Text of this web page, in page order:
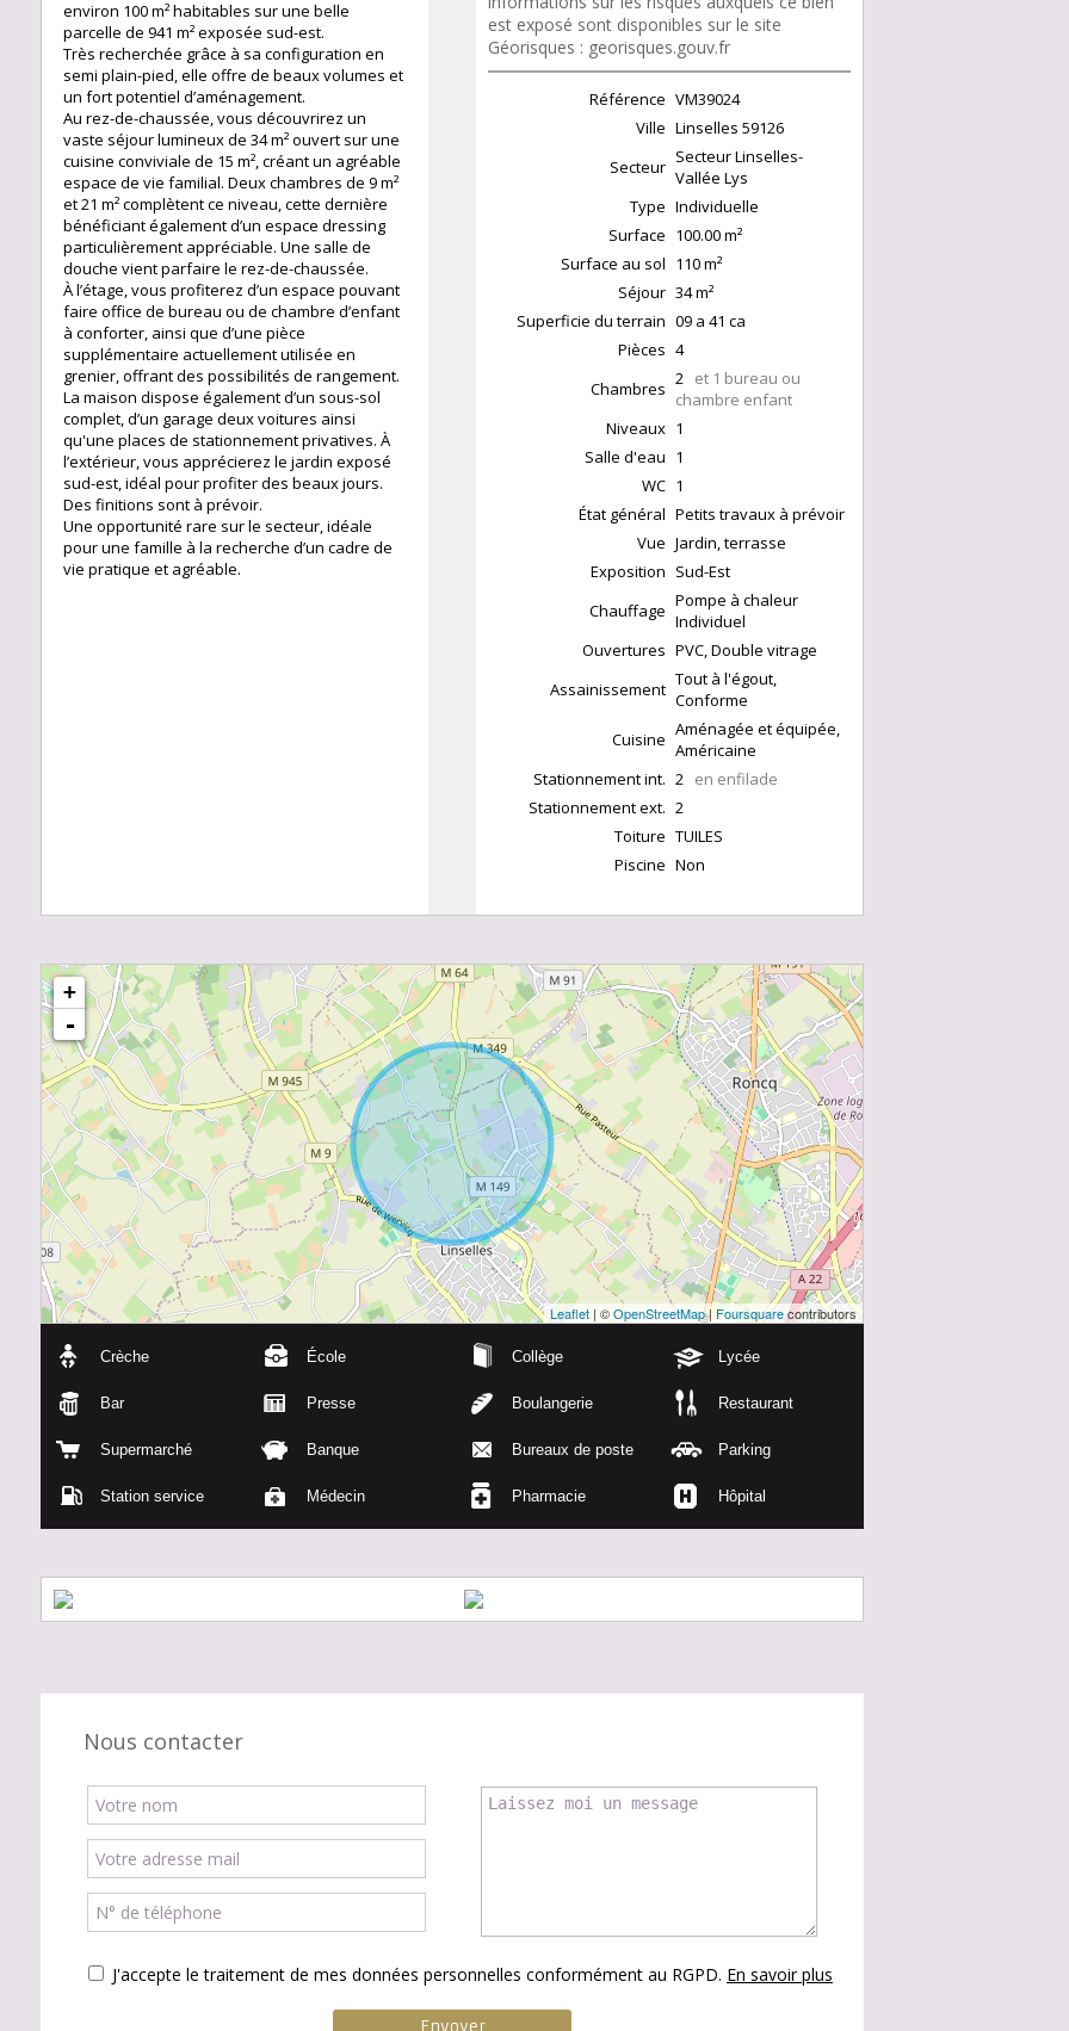
environ 100 m² habitables sur une belle
parcelle de 941 m² exposée sud-est.
Très recherchée grâce à sa configuration en
semi plain-pied, elle offre de beaux volumes et
un fort potentiel d’aménagement.
Au rez-de-chaussée, vous découvrirez un
vaste séjour lumineux de 34 m² ouvert sur une
cuisine conviviale de 15 m², créant un agréable
espace de vie familial. Deux chambres de 9 m²
et 21 m² complètent ce niveau, cette dernière
bénéficiant également d’un espace dressing
particulièrement appréciable. Une salle de
douche vient parfaire le rez-de-chaussée.
À l’étage, vous profiterez d’un espace pouvant
faire office de bureau ou de chambre d’enfant
à conforter, ainsi que d’une pièce
supplémentaire actuellement utilisée en
grenier, offrant des possibilités de rangement.
La maison dispose également d’un sous-sol
complet, d’un garage deux voitures ainsi
qu'une places de stationnement privatives. À
l’extérieur, vous apprécierez le jardin exposé
sud-est, idéal pour profiter des beaux jours.
Des finitions sont à prévoir.
Une opportunité rare sur le secteur, idéale
pour une famille à la recherche d’un cadre de
vie pratique et agréable.
est exposé sont disponibles sur le site
Géorisques : georisques.gouv.fr
Référence VM39024
Ville Linselles 59126
Secteur Secteur Linselles-
Vallée Lys
Type Individuelle
Surface 100.00m²
Surface au sol 110m²
Séjour 34m²
Superficie du terrain 09 a 41 ca
Pièces 4
Chambres 2 et 1 bureau ou
chambre enfant
Niveaux 1
Salle d'eau 1
WC 1
État général Petits travaux à prévoir
Vue Jardin, terrasse
Exposition Sud-Est
Chauffage Pompe à chaleur
Individuel
Ouvertures PVC, Double vitrage
Assainissement Tout à l'égout,
Conforme
Cuisine Aménagée et équipée,
Américaine
Stationnement int. 2 en enfilade
Stationnement ext. 2
Toiture TUILES
Piscine Non
+
-
Leaflet | ©OpenStreetMap|Foursquarecontributors
Crèche École Collège Lycée
Bar Presse Boulangerie Restaurant
Supermarché Banque Bureaux de poste Parking
Station service Médecin Pharmacie Hôpital
Nous contacter
J'accepte le traitement de mes données personnelles conformément au RGPD. En savoir plus